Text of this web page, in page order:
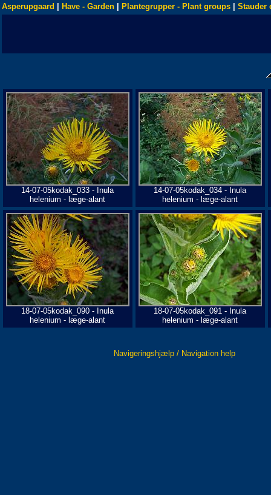
Asperupgaard Have - Garden Plantegrupper - Plant groups Stauder
14-07-05kodak_033 - Inula
helenium - læge-alant
14-07-05kodak_034 - Inula
helenium - læge-alant
18-07-05kodak_090 - Inula
helenium - læge-alant
18-07-05kodak_091 - Inula
helenium - læge-alant
Navigeringshjælp / Navigation help